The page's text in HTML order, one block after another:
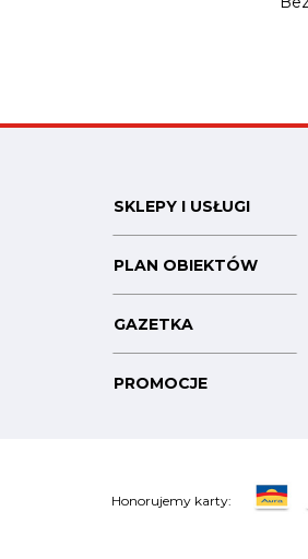
SKLEPY I USŁUGI
PLAN OBIEKTÓW
GAZETKA
PROMOCJE
Honorujemy karty: